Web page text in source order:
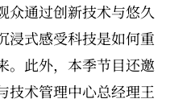
众通过创新技术与悠久
浸式感受科技是如何重
。此外，本季节目还邀
技术管理中心总经理王